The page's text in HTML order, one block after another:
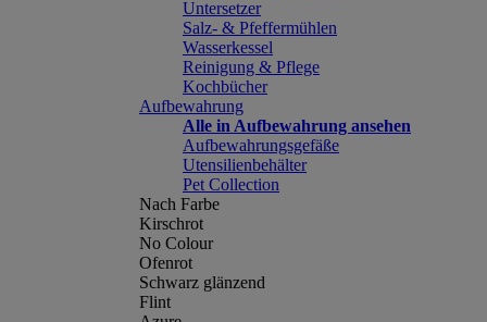
Untersetzer
Salz- & Pfeffermühlen
Wasserkessel
Reinigung & Pflege
Kochbücher
Aufbewahrung
Alle in Aufbewahrung ansehen
Aufbewahrungsgefäße
Utensilienbehälter
Pet Collection
Nach Farbe
Kirschrot
No Colour
Ofenrot
Schwarz glänzend
Flint